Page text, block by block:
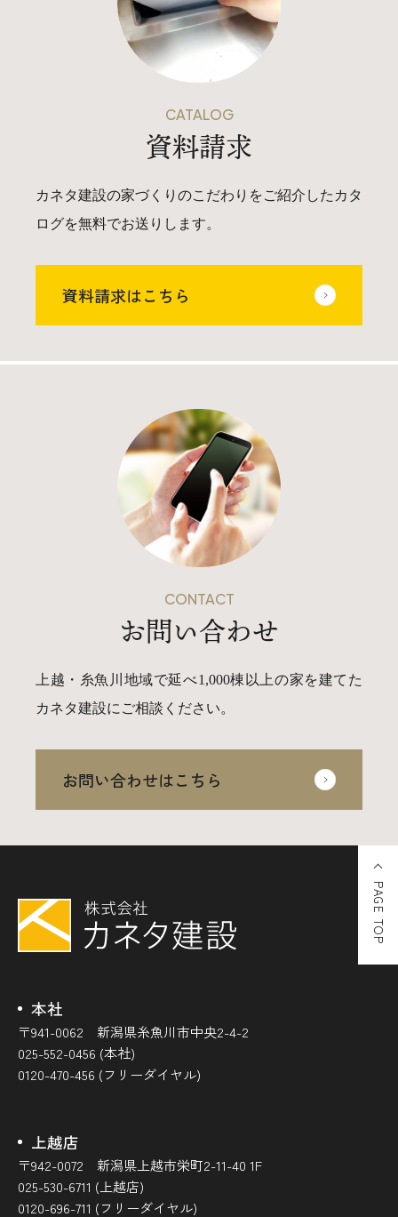
CATALOG
資料請求
カネタ建設の家づくりのこだわりをご紹介したカタ
ログを無料でお送りします。
資料請求はこちら
CONTACT
お問い合わせ
上越・糸魚川地域で延べ1,000棟以上の家を建てた
カネタ建設にご相談ください。
お問い合わせはこちら
本社
〒941-0062 新潟県糸魚川市中央2-4-2
025-552-0456 (本社)
0120-470-456 (フリーダイヤル)
上越店
〒942-0072 新潟県上越市栄町2-11-40 1F
025-530-6711 (上越店)
0120-696-711 (フリーダイヤル)
PAGE TOP